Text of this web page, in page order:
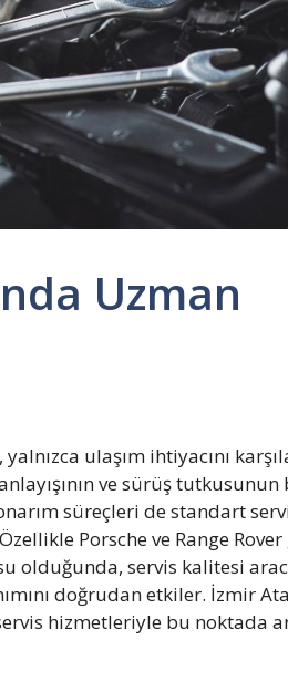
Uzman
ulaşım ihtiyacını
ve sürüş tutkusunun
süreçleri de standart
Porsche ve Range
olduğunda, servis kalitesi
doğrudan etkiler. İzmir
hizmetleriyle bu noktada